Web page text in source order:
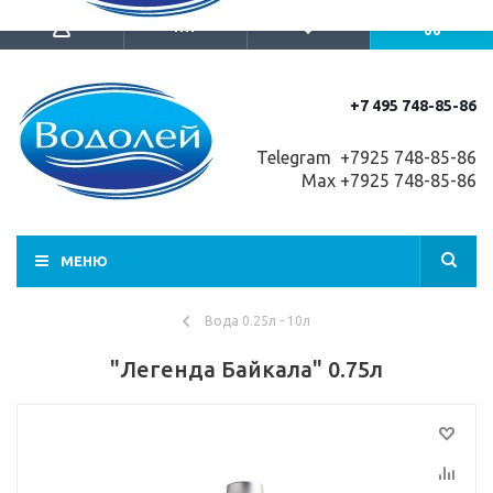
+7 495 748-85-86
Telegram +7925 748-85-86
Max +7925 748-85-86
МЕНЮ
Вода 0.25л - 10л
"Легенда Байкала" 0.75л